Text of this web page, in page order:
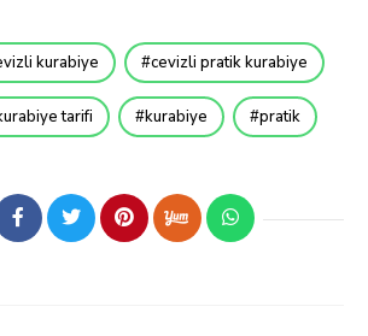
kurabiye cevizli pratik kurabiye
tarifi kurabiye pratik